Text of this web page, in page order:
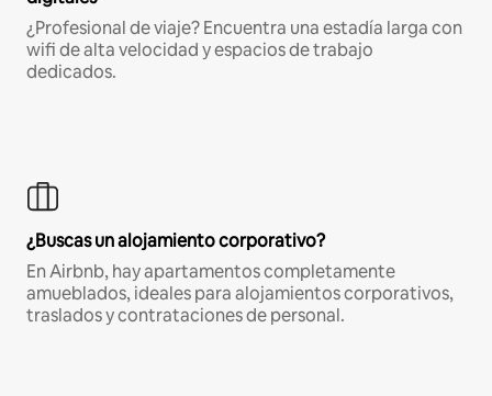
¿Profesional de viaje? Encuentra una estadía larga con
wifi de alta velocidad y espacios de trabajo
dedicados.
¿Buscas un alojamiento corporativo?
En Airbnb, hay apartamentos completamente
amueblados, ideales para alojamientos corporativos,
traslados y contrataciones de personal.